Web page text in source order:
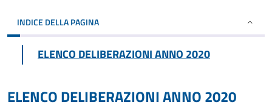
INDICE DELLA PAGINA
ELENCO DELIBERAZIONI ANNO 2020
ELENCO DELIBERAZIONI ANNO 2020